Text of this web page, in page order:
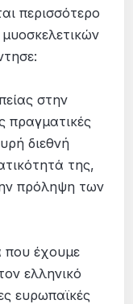
περισσότερο
στην
πραγματικές
διεθνή
της,
πρόληψη των
έχουμε
ελληνικό
ευρωπαϊκές